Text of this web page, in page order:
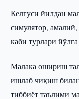
Келгуси йилдан
симулятор,
каби турлари
Малака ошириш
ишлаб чиқиш
тиббиёт таълими